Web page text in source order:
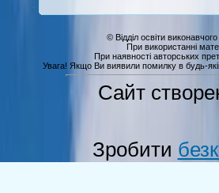
© Відділ освіти
При використанні
При наявності авторських
Увага! Якщо Ви виявили помилку в будь-
Сайт
Зробити